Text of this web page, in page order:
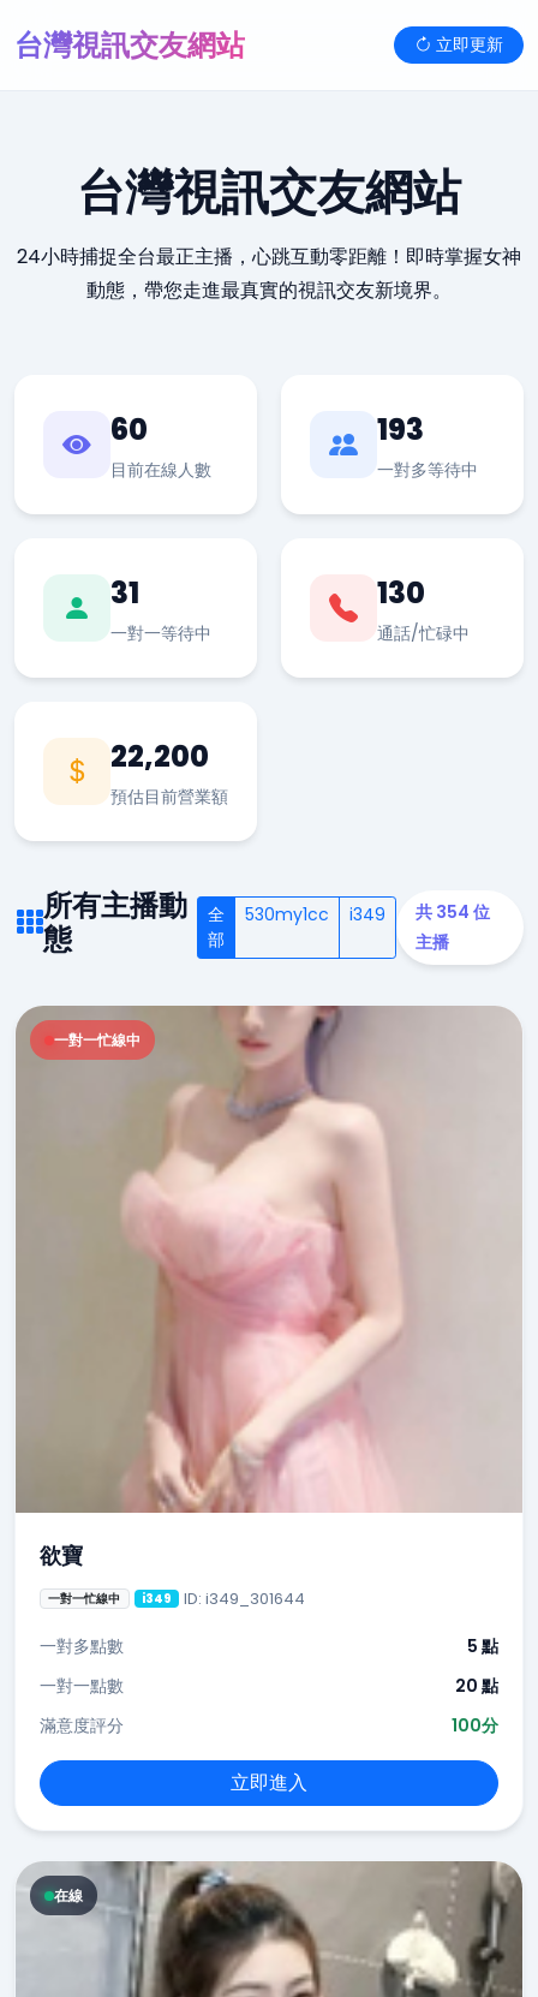
台灣視訊交友網站 立即更新
台灣視訊交友網站
24小時捕捉全台最正主播，心跳互動零距離！即時掌握女神
動態，帶您走進最真實的視訊交友新境界。
60
目前在線人數
193
一對多等待中
31
一對一等待中
130
通話/忙碌中
22,200
預估目前營業額
所有主播動
態
全
部
530my1cc i349
共 354 位
主播
一對一忙線中
欲寶
一對一忙線中 i349 ID: i349_301644
一對多點數
5 點
一對一點數
20 點
滿意度評分
100分
立即進入
在線